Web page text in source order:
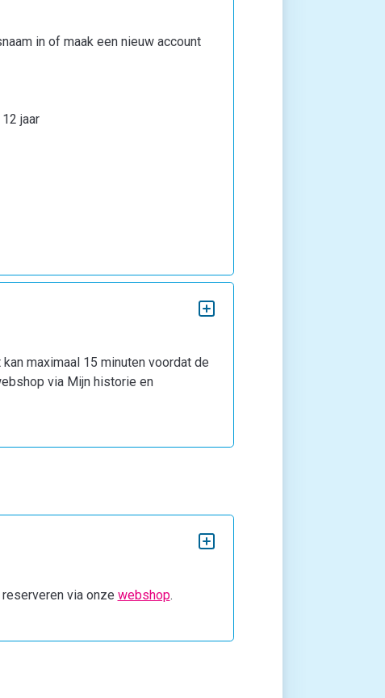
in of maak een nieuw account
jaar
maximaal 15 minuten voordat de
via Mijn historie en
via onze webshop.